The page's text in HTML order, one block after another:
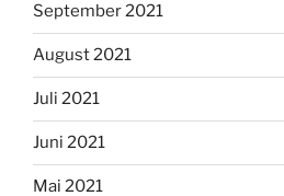
September 2021
August 2021
Juli 2021
Juni 2021
Mai 2021